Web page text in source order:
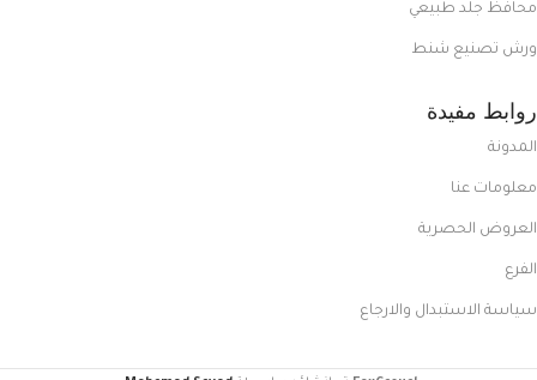
محافظ جلد طبيعي
ورش تصنيع شنط
روابط مفيدة
المدونة
معلومات عنا
العروض الحصرية
الفرع
سياسة الاستبدال والارجاع